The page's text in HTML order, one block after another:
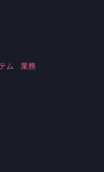
ム 業務